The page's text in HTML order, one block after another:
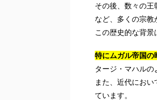
その後、数々の
など、多くの宗教
この歴史的な背景
特にムガル帝国の
タージ・マハルの
また、近代にお
ています。